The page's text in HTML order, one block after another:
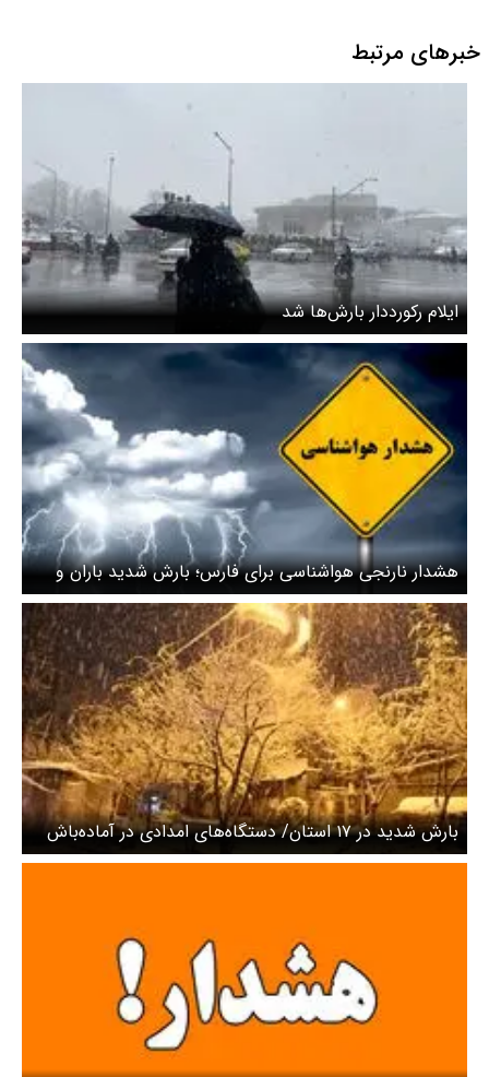
خبرهای مرتبط
ایلام رکورددار بارش‌ها شد
هشدار نارنجی هواشناسی برای فارس؛ بارش شدید باران و
سیلاب‌های احتمالی
بارش شدید در ۱۷ استان/ دستگاه‌های امدادی در آماده‌باش
کامل